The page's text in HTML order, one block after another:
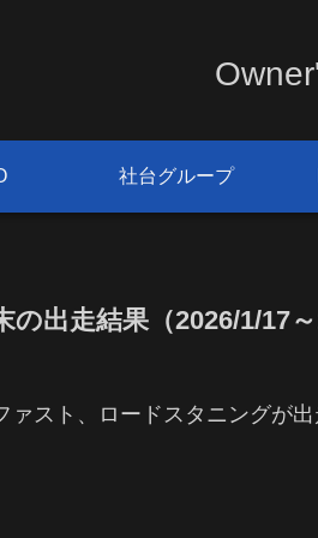
社台グループ
の出走結果（2026/1/17～
ァスト、ロードスタニングが出